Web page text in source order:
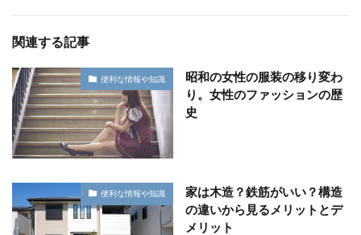
関連する記事
便利な情報や知識
昭和の女性の服装の移り変わ
り。女性のファッションの歴
史
便利な情報や知識
家は木造？鉄筋がいい？構造
の違いから見るメリットとデ
メリット